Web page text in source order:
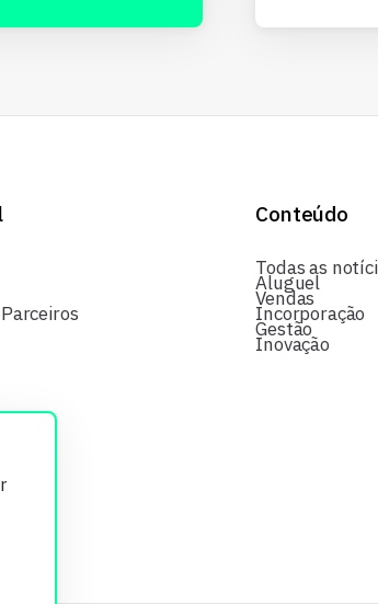
Conteúdo
Todas as
Aluguel
Vendas
Incorporação
Gestão
Inovação